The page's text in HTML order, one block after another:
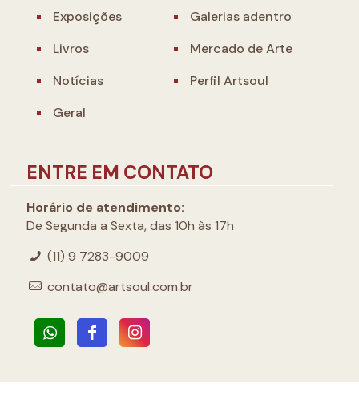
Exposições
Galerias adentro
Livros
Mercado de Arte
Notícias
Perfil Artsoul
Geral
ENTRE EM CONTATO
Horário de atendimento:
De Segunda a Sexta, das 10h às 17h
(11) 9 7283-9009
contato@artsoul.com.br